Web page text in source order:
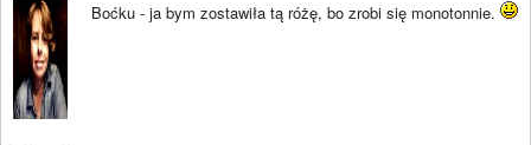
Boćku - ja bym zostawiła tą różę, bo zrobi się monotonnie.